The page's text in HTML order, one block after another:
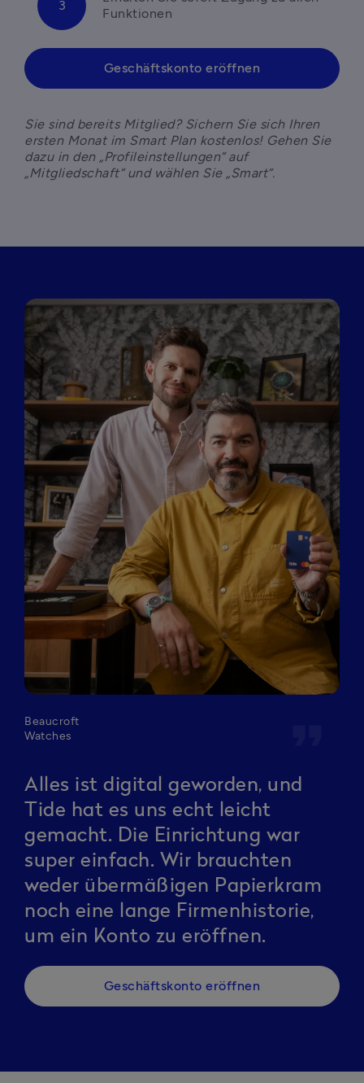
Funktionen
Geschäftskonto eröffnen
Sie sind bereits Mitglied? Sichern Sie sich Ihren
ersten Monat im Smart Plan kostenlos! Gehen Sie
dazu in den „Profileinstellungen“ auf
„Mitgliedschaft“ und wählen Sie „Smart“.
Beaucroft
Watches
Alles ist digital geworden, und
Tide hat es uns echt leicht
gemacht. Die Einrichtung war
super einfach. Wir brauchten
weder übermäßigen Papierkram
noch eine lange Firmenhistorie,
um ein Konto zu eröffnen.
Geschäftskonto eröffnen